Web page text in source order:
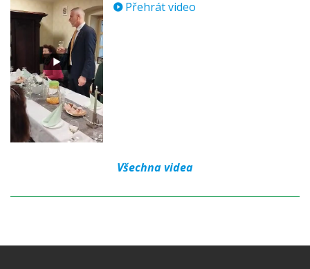
Přehrát video
Všechna videa